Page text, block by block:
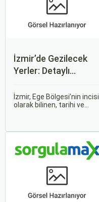
İzmir’de Gezilecek
Yerler: Detaylı
İzmir, Ege Bölgesi’nin incisi
olarak bilinen, tarihi ve
büyük üçüncü şehri olan
İzmir, farklı dönemlere ait
tarihi eserleri, eşsiz plajları
ve renkli gece hayatı ile
ziyaretçilerine unutulmaz
deneyimler sunmaktadır.